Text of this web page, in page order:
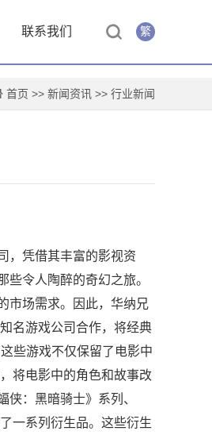
繁
联系我们
首页 >> 新闻资讯 >> 行业新闻
，凭借其丰富的影视资
令人陶醉的奇幻之旅。
市场需求。因此，华纳兄
名游戏公司合作，将经典
些游戏不仅保留了电影中
将电影中的角色和故事改
：黑暗骑士》系列、
一系列衍生品。这些衍生